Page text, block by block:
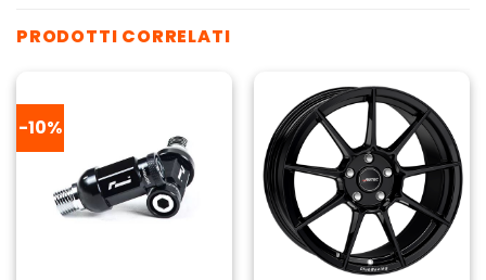
PRODOTTI CORRELATI
-10%